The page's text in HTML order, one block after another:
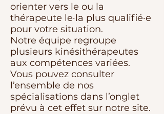
orienter vers le ou la
thérapeute le·la plus qualifié·e
pour votre situation.
Notre équipe regroupe
plusieurs kinésithérapeutes
aux compétences variées.
Vous pouvez consulter
l’ensemble de nos
spécialisations dans l’onglet
prévu à cet effet sur notre site.